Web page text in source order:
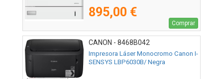
895,00 €
Comprar
CANON - 8468B042
Impresora Láser Monocromo Canon I-
SENSYS LBP6030B/ Negra